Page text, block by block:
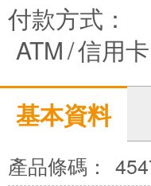
付款方式：
ATM/信用卡
基本資料
產品條碼：